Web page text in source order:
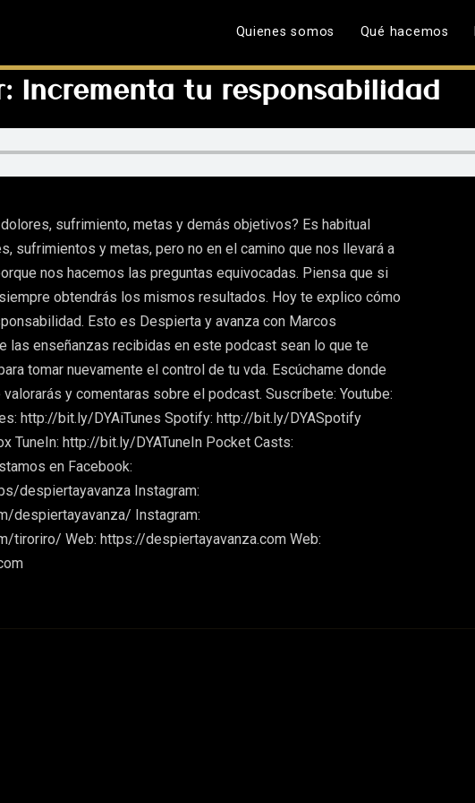
Quienes somos Qué hacemos
Incrementa tu responsabilidad
sufrimiento, metas y demás objetivos? Es habitual
sufrimientos y metas, pero no en el camino que nos llevará a
nos hacemos las preguntas equivocadas. Piensa que si
obtendrás los mismos resultados. Hoy te explico cómo
Esto es Despierta y avanza con Marcos
las enseñanzas recibidas en este podcast sean lo que te
tomar nuevamente el control de tu vda. Escúchame donde
y comentaras sobre el podcast. Suscríbete: Youtube:
http://bit.ly/DYAiTunes Spotify: http://bit.ly/DYASpotify
TuneIn: http://bit.ly/DYATuneIn Pocket Casts:
en Facebook:
despiertayavanza Instagram:
despiertayavanza/ Instagram:
tiroriro/ Web: https://despiertayavanza.com Web: